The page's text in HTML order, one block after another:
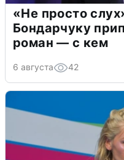
«Не просто
Бондарчуку
роман — с кем
6 августа 42